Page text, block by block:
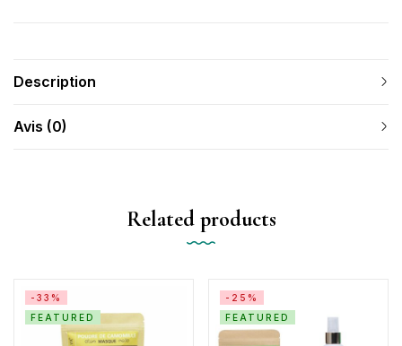
Description
Avis (0)
Related products
-33%
FEATURED
-25%
FEATURED